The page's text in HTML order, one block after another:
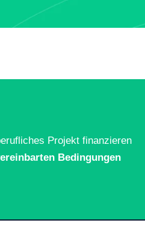
Projekt finanzieren
Bedingungen